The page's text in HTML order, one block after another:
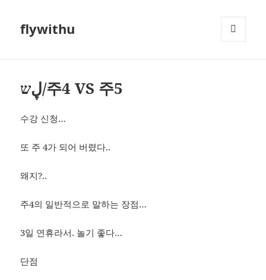
flywithu
ڸש/주4 VS 주5
수강 신청…
또 주 4가 되어 버렸다..
왜지?..
주4의 일반적으로 말하는 장점…
3일 연휴라서. 놀기 좋다…
단점